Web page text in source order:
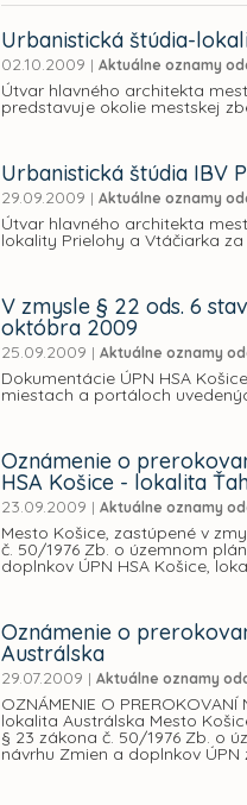
Urbanistická štúdia-
02.10.2009 | Aktuálne oznamy
Útvar hlavného architekta
predstavuje okolie mestskej
Urbanistická štúdia IBV
29.09.2009 | Aktuálne oznamy
Útvar hlavného architekta
lokality Prielohy a Vtáčiarka
V zmysle § 22 ods. 6
októbra 2009
25.09.2009 | Aktuálne oznamy
Dokumentácie ÚPN HSA
miestach a portáloch
Oznámenie o
HSA Košice - lokalita
23.09.2009 | Aktuálne oznamy
Mesto Košice, zastúpené v
č. 50/1976 Zb. o územnom
doplnkov ÚPN HSA Košice,
Oznámenie o
Austrálska
29.07.2009 | Aktuálne oznamy
OZNÁMENIE O
lokalita Austrálska Mesto
§ 23 zákona č. 50/1976 Zb. o
návrhu Zmien a doplnkov